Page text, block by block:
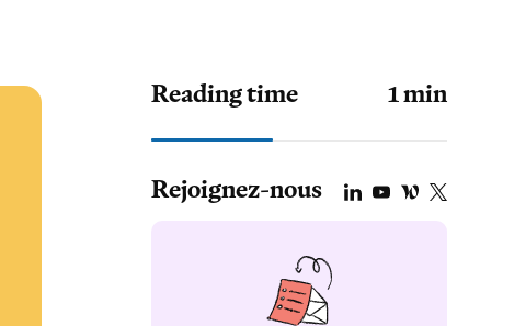
Reading time 1min
Rejoignez-nous